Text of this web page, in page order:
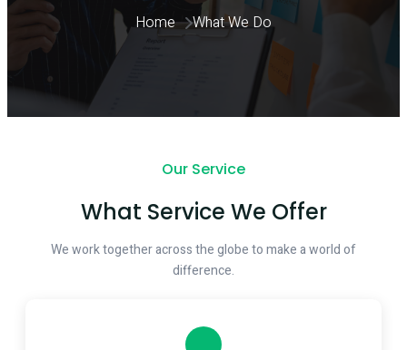
Home What We Do
Our Service
What Service We Offer
We work together across the globe to make a world of
difference.